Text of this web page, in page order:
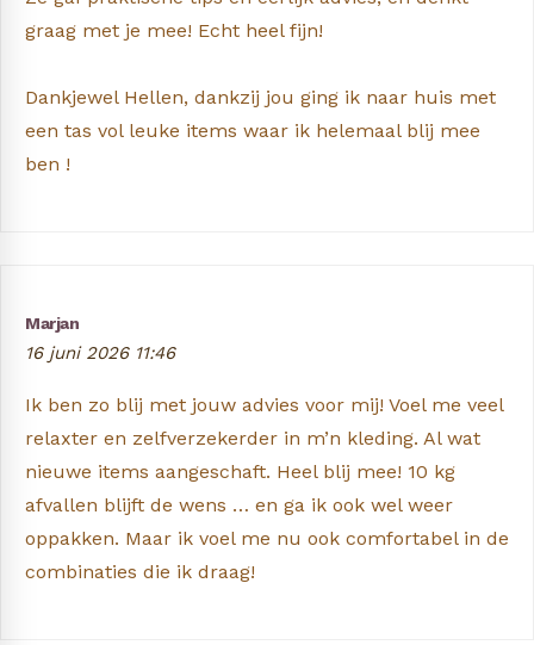
graag met je mee! Echt heel fijn!
Dankjewel Hellen, dankzij jou ging ik naar huis met
een tas vol leuke items waar ik helemaal blij mee
ben !
Marjan
16 juni 2026 11:46
Ik ben zo blij met jouw advies voor mij! Voel me veel
relaxter en zelfverzekerder in m’n kleding. Al wat
nieuwe items aangeschaft. Heel blij mee! 10 kg
afvallen blijft de wens … en ga ik ook wel weer
oppakken. Maar ik voel me nu ook comfortabel in de
combinaties die ik draag!